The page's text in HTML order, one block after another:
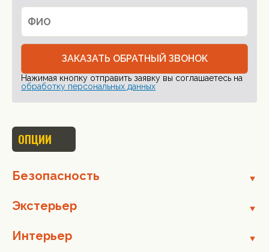
ЗАКАЗАТЬ ОБРАТНЫЙ ЗВОНОК
Нажимая кнопку отправить заявку вы соглашаетесь на
обработку персональных данных
ОПЦИИ
Безопасность
Экстерьер
Интерьер